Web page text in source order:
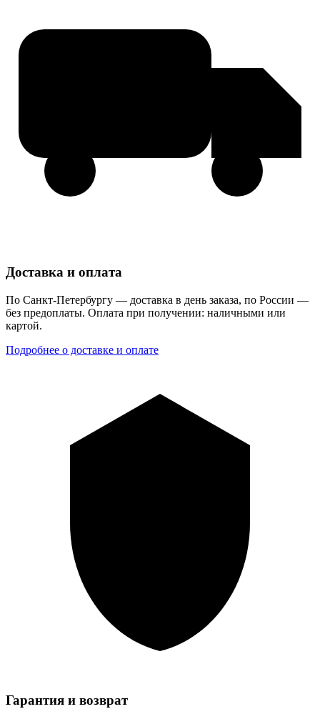
Доставка и оплата
По Санкт-Петербургу — доставка в день заказа, по России —
без предоплаты. Оплата при получении: наличными или
картой.
Подробнее о доставке и оплате
Гарантия и возврат